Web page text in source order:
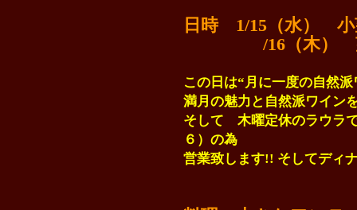
日時 1/15（
/16（木）
この日は“月に一度の自然
満月の魅力と自然派ワイン
そして 木曜定休のラウラ
６）の為
営業致します!! そしてディ